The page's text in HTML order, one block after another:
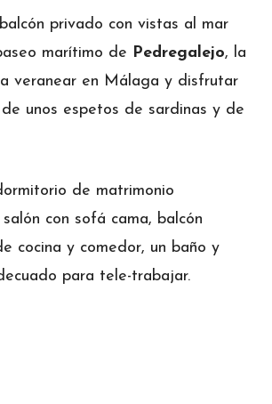
privado con vistas al mar
marítimo de Pedregalejo, la
veranear en Málaga y disfrutar
unos espetos de sardinas y de
de matrimonio
con sofá cama, balcón
cocina y comedor, un baño y
para tele-trabajar.